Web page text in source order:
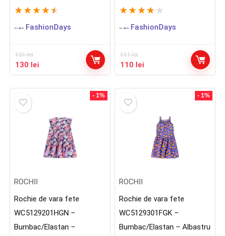
★ ★ ★ ★ ★
FashionDays
131lei
Prețul
inițial
131 lei.
130 lei
curent
★ ★ ★ ★ ★
FashionDays
111lei
Prețul
inițial
111 lei.
110 lei
curent
- 1%
ROCHII
Rochie de vara fete
WC5129201HGN –
Bumbac/Elastan –
- 1%
ROCHII
Rochie de vara fete
WC5129301FGK –
Bumbac/Elastan – Albastru